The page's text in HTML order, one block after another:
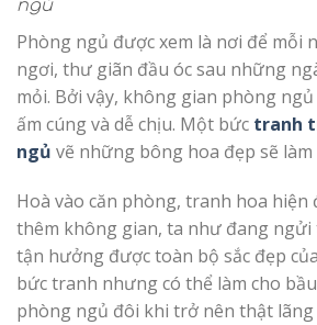
ngủ
Phòng ngủ được xem là nơi để mỗi
ngơi, thư giãn đầu óc sau những
mỏi. Bởi vậy, không gian phòng
ấm cúng và dễ chịu. Một bức tranh
ngủ vẽ những bông hoa đẹp sẽ
Hoà vào căn phòng, tranh hoa hiện
thêm không gian, ta như đang ngửi
tận hưởng được toàn bộ sắc đẹp
bức tranh nhưng có thể làm cho
phòng ngủ đôi khi trở nên thật lãng